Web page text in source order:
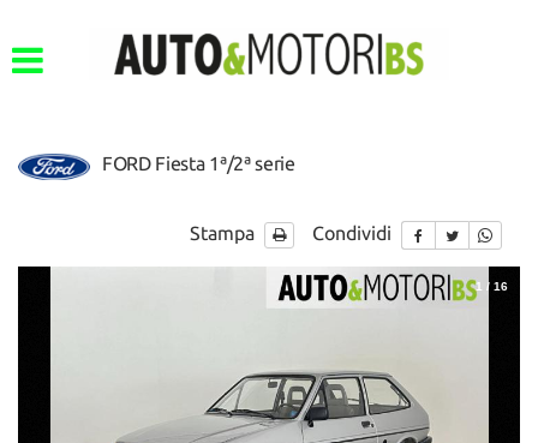
FORD Fiesta 1ª/2ª serie
Stampa Condividi
1 / 16